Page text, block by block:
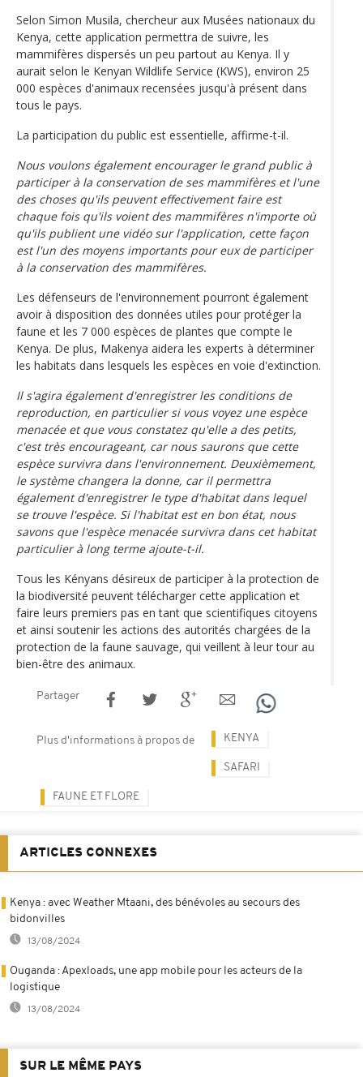
Selon Simon Musila, chercheur aux Musées nationaux du
Kenya, cette application permettra de suivre, les
mammifères dispersés un peu partout au Kenya. Il y
aurait selon le Kenyan Wildlife Service (KWS), environ 25
000 espèces d'animaux recensées jusqu'à présent dans
tous le pays.
La participation du public est essentielle, affirme-t-il.
Nous voulons également encourager le grand public à
participer à la conservation de ses mammifères et l'une
des choses qu'ils peuvent effectivement faire est
chaque fois qu'ils voient des mammifères n'importe où
qu'ils publient une vidéo sur l'application, cette façon
est l'un des moyens importants pour eux de participer
à la conservation des mammifères.
Les défenseurs de l'environnement pourront également
avoir à disposition des données utiles pour protéger la
faune et les 7 000 espèces de plantes que compte le
Kenya. De plus, Makenya aidera les experts à déterminer
les habitats dans lesquels les espèces en voie d'extinction.
Il s'agira également d'enregistrer les conditions de
reproduction, en particulier si vous voyez une espèce
menacée et que vous constatez qu'elle a des petits,
c'est très encourageant, car nous saurons que cette
espèce survivra dans l'environnement. Deuxièmement,
le système changera la donne, car il permettra
également d'enregistrer le type d'habitat dans lequel
se trouve l'espèce. Si l'habitat est en bon état, nous
savons que l'espèce menacée survivra dans cet habitat
particulier à long terme ajoute-t-il.
Tous les Kényans désireux de participer à la protection de
la biodiversité peuvent télécharger cette application et
faire leurs premiers pas en tant que scientifiques citoyens
et ainsi soutenir les actions des autorités chargées de la
protection de la faune sauvage, qui veillent à leur tour au
bien-être des animaux.
Partager
Plus d'informations à propos de KENYA
SAFARI
FAUNE ET FLORE
ARTICLES CONNEXES
Kenya : avec Weather Mtaani, des bénévoles au secours des
bidonvilles
13/08/2024
Ouganda : Apexloads, une app mobile pour les acteurs de la
logistique
13/08/2024
SUR LE MÊME PAYS